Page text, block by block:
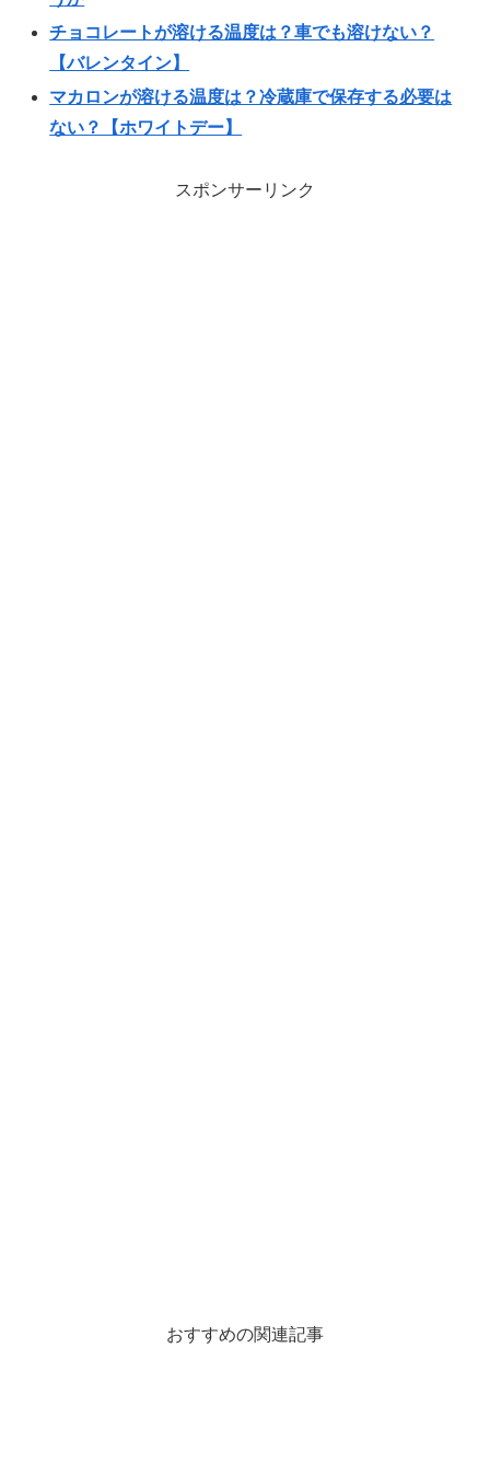
チョコレートが溶ける温度は？車でも溶けない？
【バレンタイン】
マカロンが溶ける温度は？冷蔵庫で保存する必要は
ない？【ホワイトデー】
スポンサーリンク
おすすめの関連記事